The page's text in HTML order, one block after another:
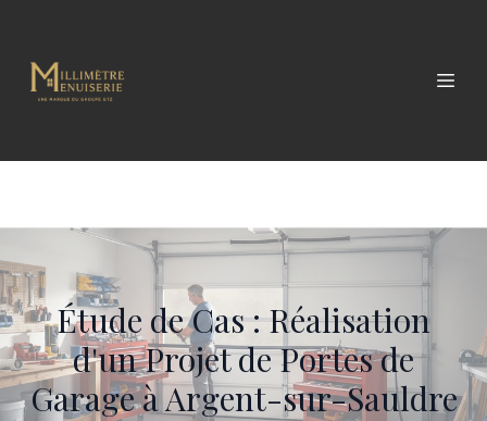
Étude de Cas : Réalisation
d'un Projet de Portes de
Garage à Argent-sur-Sauldre